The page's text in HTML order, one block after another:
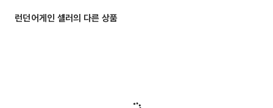
런던어게인 셀러의 다른 상품